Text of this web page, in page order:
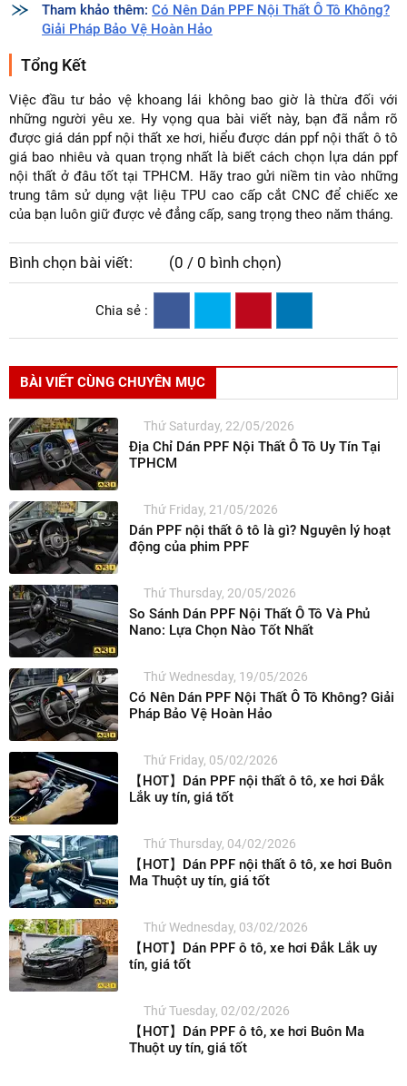
Tham khảo thêm: Có Nên Dán PPF Nội Thất Ô Tô Không?
Giải Pháp Bảo Vệ Hoàn Hảo
Tổng Kết
Việc đầu tư bảo vệ khoang lái không bao giờ là thừa đối với
những người yêu xe. Hy vọng qua bài viết này, bạn đã nắm rõ
được giá dán ppf nội thất xe hơi, hiểu được dán ppf nội thất ô tô
giá bao nhiêu và quan trọng nhất là biết cách chọn lựa dán ppf
nội thất ở đâu tốt tại TPHCM. Hãy trao gửi niềm tin vào những
trung tâm sử dụng vật liệu TPU cao cấp cắt CNC để chiếc xe
của bạn luôn giữ được vẻ đẳng cấp, sang trọng theo năm tháng.
Bình chọn bài viết: (0 / 0 bình chọn)
Chia sẻ :
BÀI VIẾT CÙNG CHUYÊN MỤC
Thứ Saturday, 22/05/2026
Địa Chỉ Dán PPF Nội Thất Ô Tô Uy Tín Tại
TPHCM
Thứ Friday, 21/05/2026
Dán PPF nội thất ô tô là gì? Nguyên lý hoạt
động của phim PPF
Thứ Thursday, 20/05/2026
So Sánh Dán PPF Nội Thất Ô Tô Và Phủ
Nano: Lựa Chọn Nào Tốt Nhất
Thứ Wednesday, 19/05/2026
Có Nên Dán PPF Nội Thất Ô Tô Không? Giải
Pháp Bảo Vệ Hoàn Hảo
Thứ Friday, 05/02/2026
【HOT】Dán PPF nội thất ô tô, xe hơi Đắk
Lắk uy tín, giá tốt
Thứ Thursday, 04/02/2026
【HOT】Dán PPF nội thất ô tô, xe hơi Buôn
Ma Thuột uy tín, giá tốt
Thứ Wednesday, 03/02/2026
【HOT】Dán PPF ô tô, xe hơi Đắk Lắk uy
tín, giá tốt
Thứ Tuesday, 02/02/2026
【HOT】Dán PPF ô tô, xe hơi Buôn Ma
Thuột uy tín, giá tốt